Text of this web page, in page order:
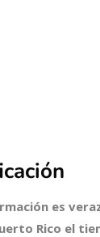
es
Rico el